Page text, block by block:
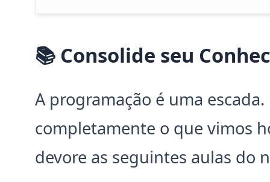
📚 Consolide seu
A programação é uma
completamente o que vimos
devore as seguintes aulas do